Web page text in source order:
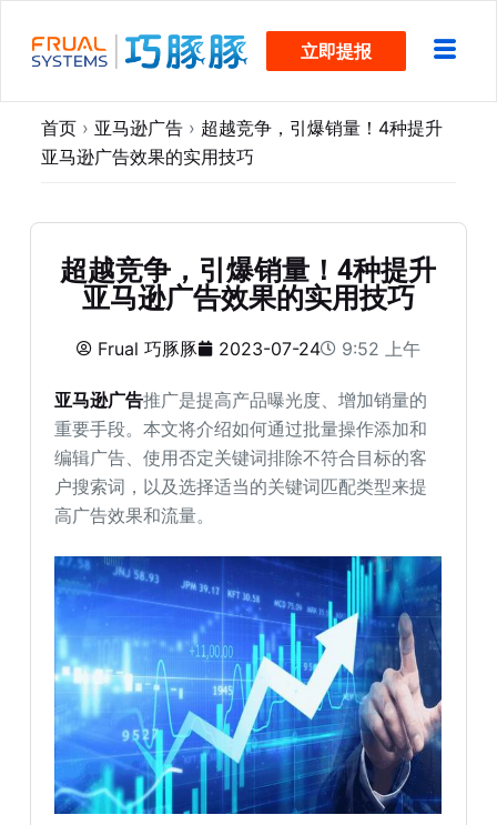
过
立即提报
首页 › 亚马逊广告 › 超越竞争，引爆销量！4种提升
亚马逊广告效果的实用技巧
超越竞争，引爆销量！4种提升
亚马逊广告效果的实用技巧
Frual 巧豚豚 2023-07-24 9:52 上午
亚马逊广告推广是提高产品曝光度、增加销量的
重要手段。本文将介绍如何通过批量操作添加和
编辑广告、使用否定关键词排除不符合目标的客
户搜索词，以及选择适当的关键词匹配类型来提
高广告效果和流量。